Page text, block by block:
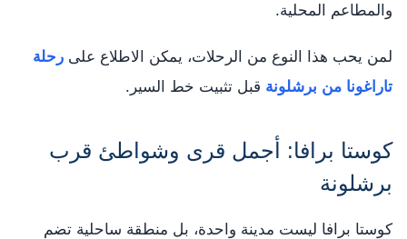
والمطاعم المحلية.
لمن يحب هذا النوع من الرحلات، يمكن الاطلاع على رحلة
تاراغونا من برشلونة قبل تثبيت خط السير.
كوستا برافا: أجمل قرى وشواطئ قرب
برشلونة
كوستا برافا ليست مدينة واحدة، بل منطقة ساحلية تضم